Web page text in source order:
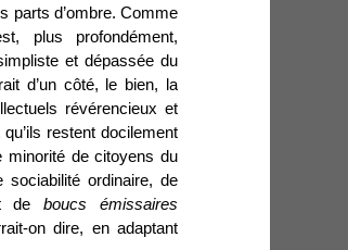
parts d’ombre. Comme
plus profondément,
et dépassée du
d’un côté, le bien, la
révérencieux et
restent docilement
minorité de citoyens du
ordinaire, de
deboucs émissaires
on dire, en adaptant